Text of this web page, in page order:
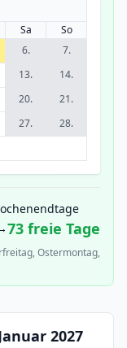
Sa
So
6.
7.
13.
14.
20.
21.
27.
28.
73 freie Tage
Ostermontag,
2027